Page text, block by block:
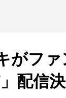
がフ
配信